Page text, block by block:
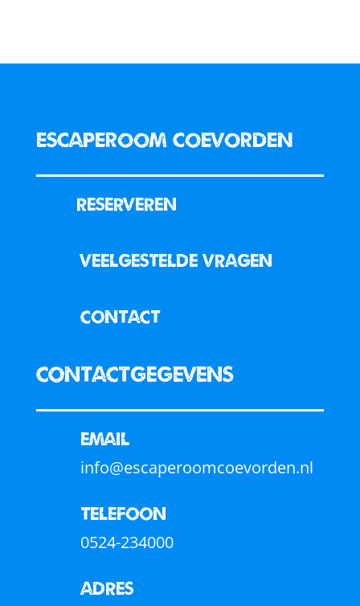
Escaperoom coevorden
Reserveren
veelgestelde vragen
contact
Contactgegevens
Email
info@escaperoomcoevorden.nl
Telefoon
0524-234000
Adres